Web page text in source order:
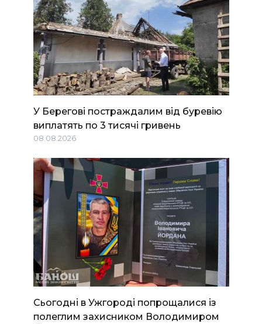
У Берегові постраждалим від буревію
виплатять по 3 тисячі гривень
08.08.2026
Сьогодні в Ужгороді попрощалися із
полеглим захисником Володимиром